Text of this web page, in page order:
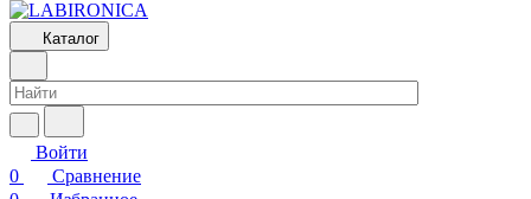
Каталог
Войти
0
Сравнение